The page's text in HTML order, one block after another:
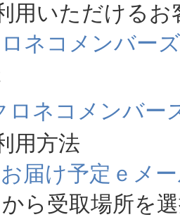
用いただけるお
ネコメンバーズ
ロネコメンバー
用方法
お届け予定ｅメ
から受取場所を